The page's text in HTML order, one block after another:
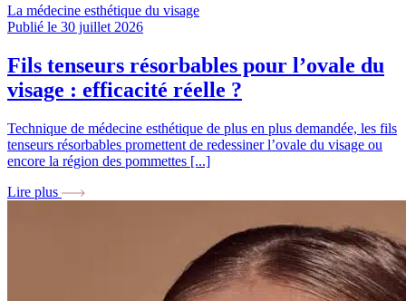
La médecine esthétique du visage
Publié le 30 juillet 2026
Fils tenseurs résorbables pour l’ovale du
visage : efficacité réelle ?
Technique de médecine esthétique de plus en plus demandée, les fils
tenseurs résorbables promettent de redessiner l’ovale du visage ou
encore la région des pommettes [...]
Lire plus